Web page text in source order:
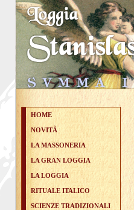
HOME
NOVITÀ
LA MASSONERIA
LA GRAN LOGGIA
LA LOGGIA
RITUALE ITALICO
SCIENZE TRADIZIONALI